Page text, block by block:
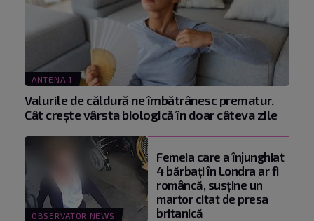
ANTENA 1
Valurile de căldură ne îmbătrânesc prematur.
Cât crește vârsta biologică în doar câteva zile
OBSERVATOR NEWS
Femeia care a înjunghiat
4 bărbați în Londra ar fi
româncă, susţine un
martor citat de presa
britanică